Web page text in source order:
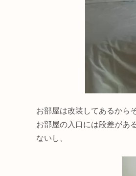
お部屋は改装してあるから
お部屋の入口には段差があ
ないし、